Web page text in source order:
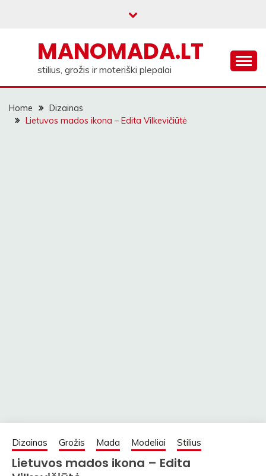
MANOMADA.LT
stilius, grožis ir moteriški plepalai
Home
Dizainas
Lietuvos mados ikona – Edita Vilkevičiūtė
Dizainas Grožis Mada Modeliai Stilius
Lietuvos mados ikona – Edita